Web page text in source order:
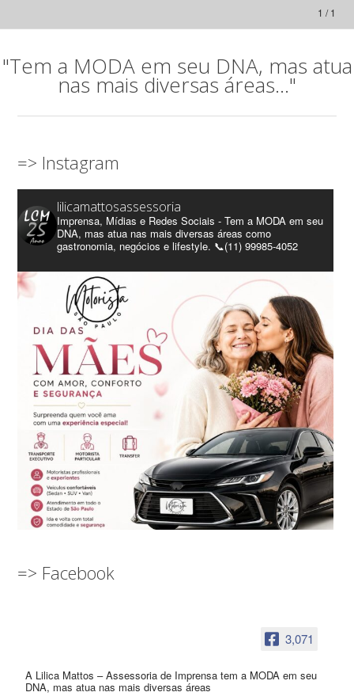
1 / 1
"Tem a MODA em seu DNA, mas atua
nas mais diversas áreas..."
=> Instagram
lilicamattosassessoria
Imprensa, Mídias e Redes Sociais - Tem a MODA em seu
DNA, mas atua nas mais diversas áreas como
gastronomia, negócios e lifestyle. 📞(11) 99985-4052
=> Facebook
3,071
A Lilica Mattos – Assessoria de Imprensa tem a MODA em seu
DNA, mas atua nas mais diversas áreas